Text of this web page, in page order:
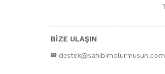
BİZE ULAŞIN
destek@sahibimolurmusun.com